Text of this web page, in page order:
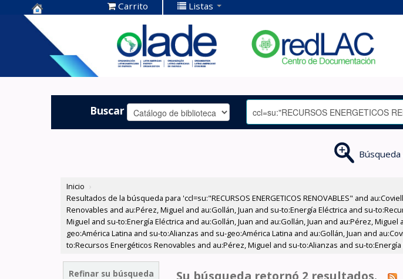
Centro de
Documentación
OLADE -
Carrito Listas
Buscar
Búsqueda
Inicio ›
Resultados de la búsqueda para 'ccl=su:"RECURSOS ENERGETICOS RENOVABLES" and
Renovables and au:Pérez, Miguel and au:Gollán, Juan and su-to:Energía Eléctrica and su-
Miguel and su-to:Energía Eléctrica and au:Gollán, Juan and au:Gollán, Juan and au:Pérez,
geo:América Latina and su-to:Alianzas and su-geo:América Latina and au:Gollán, Juan and
to:Recursos Energéticos Renovables and au:Pérez, Miguel and su-to:Alianzas and su-to:Energía
Refinar su búsqueda Su búsqueda retornó 2 resultados.